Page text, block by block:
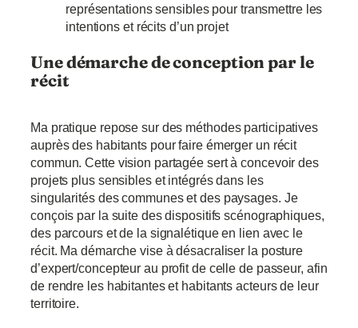
représentations sensibles pour transmettre les
intentions et récits d’un projet
Une démarche de conception par le
récit
Ma pratique repose sur des méthodes participatives
auprès des habitants pour faire émerger un récit
commun. Cette vision partagée sert à concevoir des
projets plus sensibles et intégrés dans les
singularités des communes et des paysages. Je
conçois par la suite des dispositifs scénographiques,
des parcours et de la signalétique en lien avec le
récit. Ma démarche vise à désacraliser la posture
d’expert/concepteur au profit de celle de passeur, afin
de rendre les habitantes et habitants acteurs de leur
territoire.